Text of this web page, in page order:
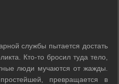
службы пытается достать
Кто-то бросил туда тело,
люди мучаются от жажды.
превращается в